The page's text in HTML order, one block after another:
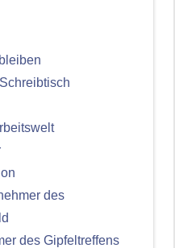
des
des Gipfeltreffens